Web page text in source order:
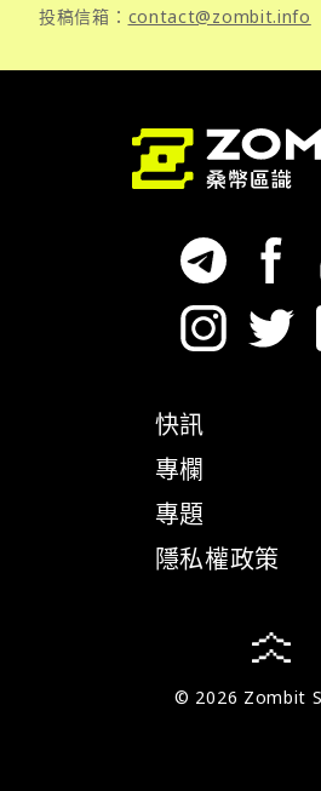
投稿信箱： contact@zombit.info
快訊
專欄
專題
隱私權政策
© 2026 Zombit